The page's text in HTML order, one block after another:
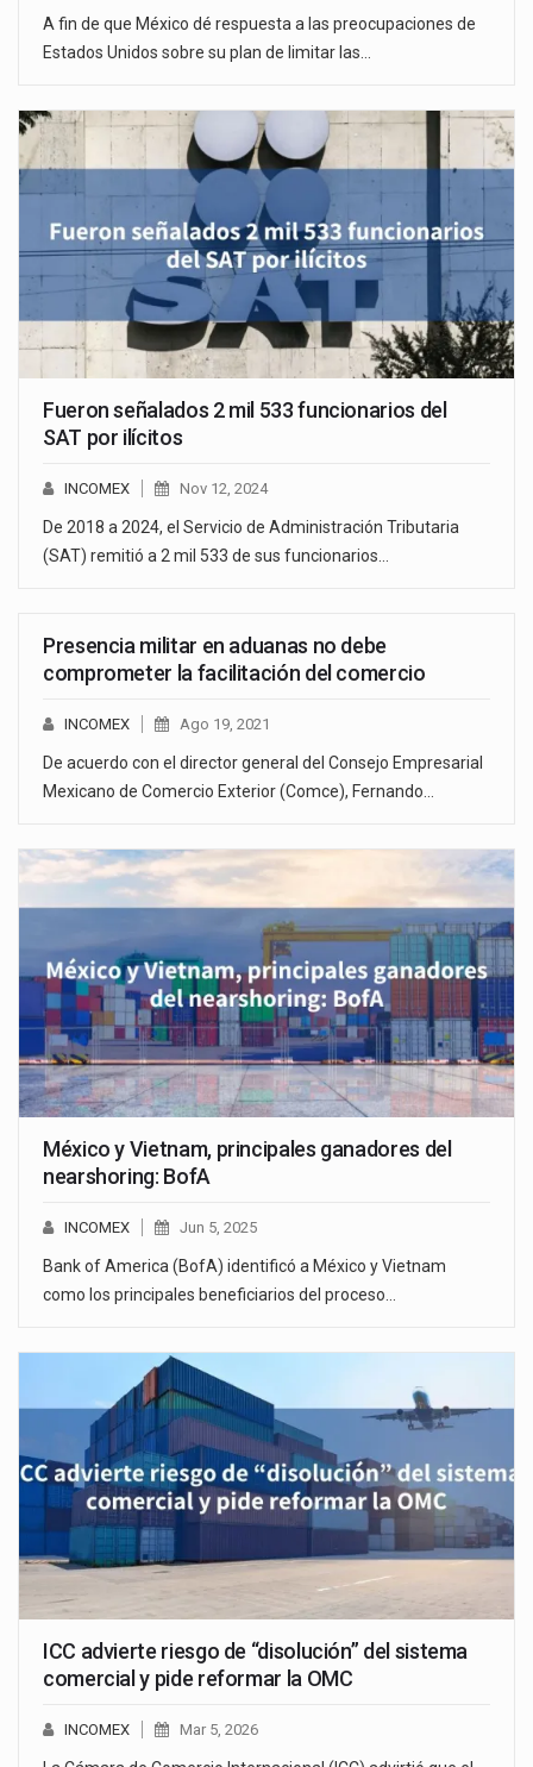
A fin de que México dé respuesta a las preocupaciones de
Estados Unidos sobre su plan de limitar las…
Fueron señalados 2 mil 533 funcionarios del
SAT por ilícitos
INCOMEX Nov 12, 2024
De 2018 a 2024, el Servicio de Administración Tributaria
(SAT) remitió a 2 mil 533 de sus funcionarios…
Presencia militar en aduanas no debe
comprometer la facilitación del comercio
INCOMEX Ago 19, 2021
De acuerdo con el director general del Consejo Empresarial
Mexicano de Comercio Exterior (Comce), Fernando…
México y Vietnam, principales ganadores del
nearshoring: BofA
INCOMEX Jun 5, 2025
Bank of America (BofA) identificó a México y Vietnam
como los principales beneficiarios del proceso…
ICC advierte riesgo de “disolución” del sistema
comercial y pide reformar la OMC
INCOMEX Mar 5, 2026